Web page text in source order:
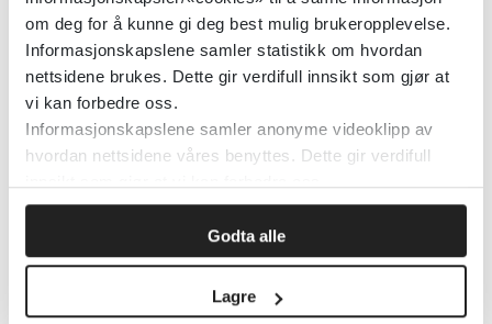
om deg for å kunne gi deg best mulig brukeropplevelse.
Informasjonskapslene samler statistikk om hvordan
nettsidene brukes. Dette gir verdifull innsikt som gjør at
vi kan forbedre oss.
Informasjonskapslene samler anonyme videoklipp av
hvordan nettsidene våres benyttes. Dette gir verdifull
Godta alle
Lagre
bakgrunnsfaktorer hos personer som er
dømt til tvungent psykisk helsevern og
som tidligere har sonet. Det har resultert
i enforskningsartikkel som nylig ble
publisert i Tidsskriftet for Den Norske
Legeforeningen.
Resultatene viser at denne gruppen har
et lavt utdanningsnivå. Nærmere 65 % har
grunnskolen som sitt høyeste